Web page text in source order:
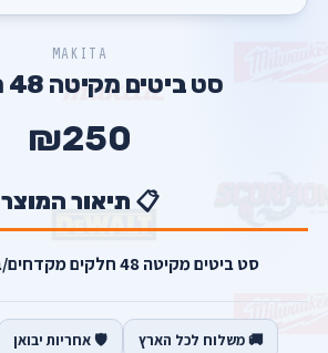
MAKITA
סט ביטים מקיטה 48 חלקים
₪250
📋 תיאור המוצר
סט ביטים מקיטה 48 חלקים מקדחים/בוקסות/ביטים.
🚚 משלוח לכל הארץ 🛡️ אחריות יבואן